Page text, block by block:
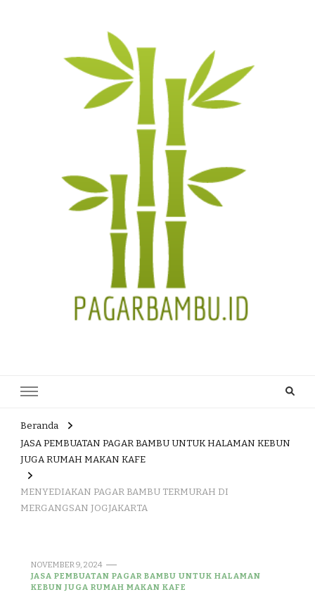
PAGAR BAMBU WULUNG
ATAU BAMBU HITAM
Beranda
JASA PEMBUATAN PAGAR BAMBU UNTUK HALAMAN KEBUN
JUGA RUMAH MAKAN KAFE
MENYEDIAKAN PAGAR BAMBU TERMURAH DI
MERGANGSAN JOGJAKARTA
NOVEMBER 9, 2024
JASA PEMBUATAN PAGAR BAMBU UNTUK HALAMAN
KEBUN JUGA RUMAH MAKAN KAFE